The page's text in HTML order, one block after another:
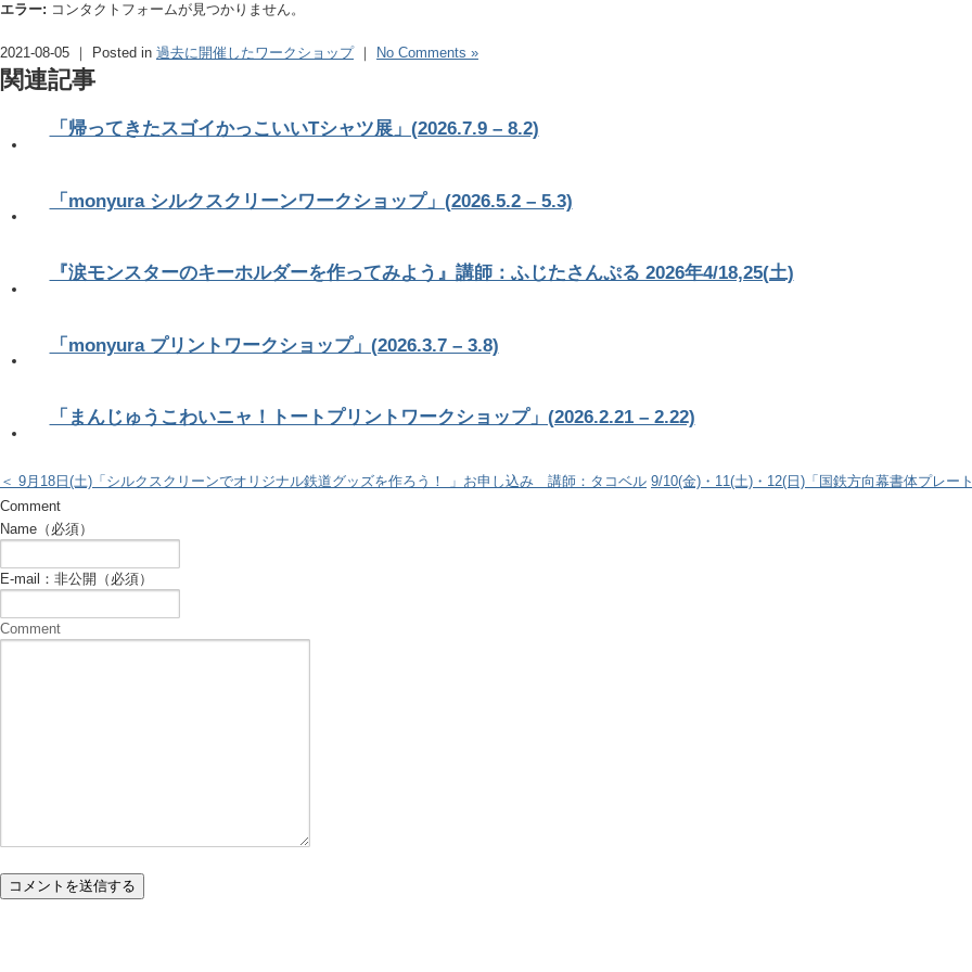
エラー: コンタクトフォームが見つかりません。
2021-08-05 ｜ Posted in 過去に開催したワークショップ｜ No Comments »
関連記事
「帰ってきたスゴイかっこいいTシャツ展」(2026.7.9 – 8.2)
「monyura シルクスクリーンワークショップ」(2026.5.2 – 5.3)
『涙モンスターのキーホルダーを作ってみよう』講師：ふじたさんぷる 2026年4/18,25(土)
「monyura プリントワークショップ」(2026.3.7 – 3.8)
「まんじゅうこわいニャ！トートプリントワークショップ」(2026.2.21 – 2.22)
＜ 9月18日(土)「シルクスクリーンでオリジナル鉄道グッズを作ろう！ 」お申し込み 講師：タコベル 9/10(金)・11(土)・12(日)「国鉄方向幕書体プレー
Comment
Name（必須）
E-mail：非公開（必須）
Comment